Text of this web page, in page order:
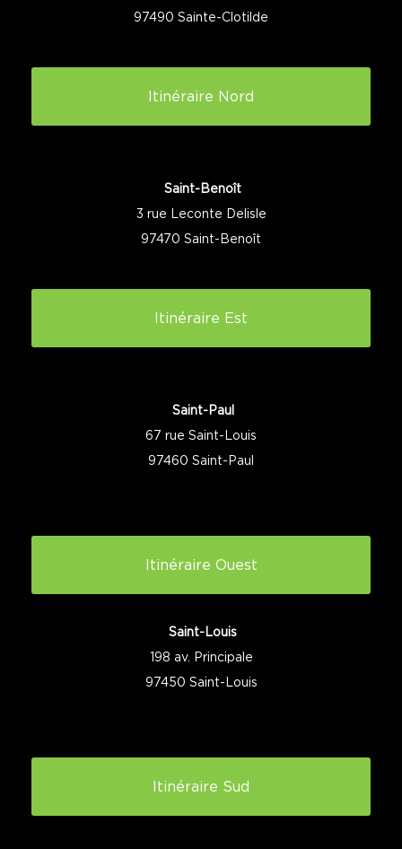
97490 Sainte-Clotilde
Itinéraire Nord
Saint-Benoît
3 rue Leconte Delisle
97470 Saint-Benoît
Itinéraire Est
Saint-Paul
67 rue Saint-Louis
97460 Saint-Paul
Itinéraire Ouest
Saint-Louis
198 av. Principale
97450 Saint-Louis
Itinéraire Sud